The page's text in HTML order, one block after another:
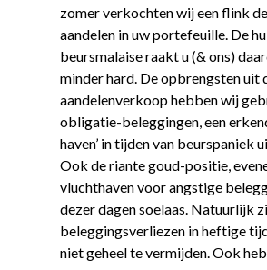
zomer verkochten wij een flink
aandelen in uw portefeuille. De
beursmalaise raakt u (& ons)
minder hard. De opbrengsten uit
aandelenverkoop hebben wij
obligatie-beleggingen, een
haven’ in tijden van beurspaniek
Ook de riante goud-positie,
vluchthaven voor angstige
dezer dagen soelaas. Natuurlijk
beleggingsverliezen in heftige
niet geheel te vermijden. Ook